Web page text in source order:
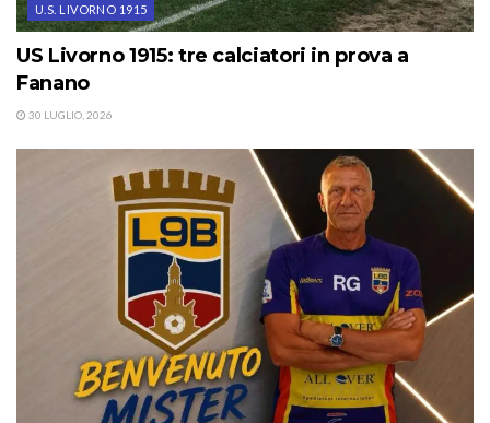
U.S. LIVORNO 1915
US Livorno 1915: tre calciatori in prova a
Fanano
30 LUGLIO, 2026